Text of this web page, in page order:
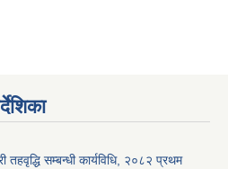
तहवृद्धि सम्बन्धी कार्यविधि, २०८२ प्रथम